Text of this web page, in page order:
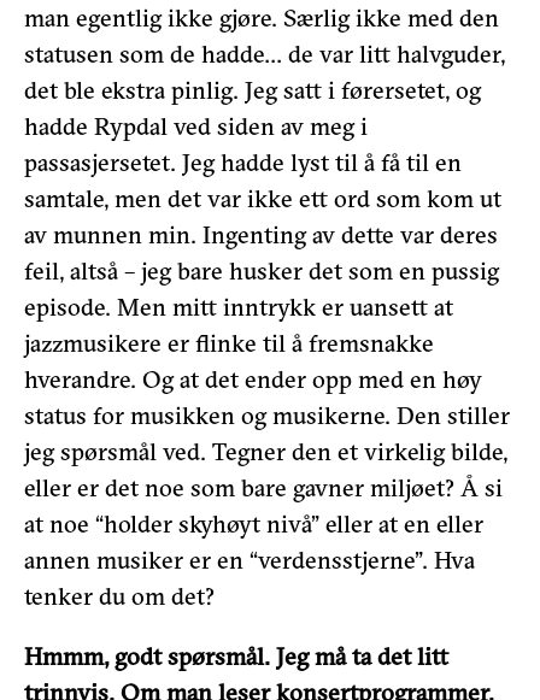
man egentlig ikke gjøre. Særlig ikke med den
statusen som de hadde… de var litt halvguder,
det ble ekstra pinlig. Jeg satt i førersetet, og
hadde Rypdal ved siden av meg i
passasjersetet. Jeg hadde lyst til å få til en
samtale, men det var ikke ett ord som kom ut
av munnen min. Ingenting av dette var deres
feil, altså – jeg bare husker det som en pussig
episode. Men mitt inntrykk er uansett at
jazzmusikere er flinke til å fremsnakke
hverandre. Og at det ender opp med en høy
status for musikken og musikerne. Den stiller
jeg spørsmål ved. Tegner den et virkelig bilde,
eller er det noe som bare gavner miljøet? Å si
at noe “holder skyhøyt nivå” eller at en eller
annen musiker er en “verdensstjerne”. Hva
tenker du om det?
Hmmm, godt spørsmål. Jeg må ta det litt
trinnvis. Om man leser konsertprogrammer,